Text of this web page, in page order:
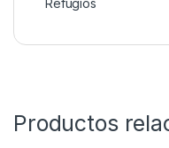
portabilidad y
cualquier actividad